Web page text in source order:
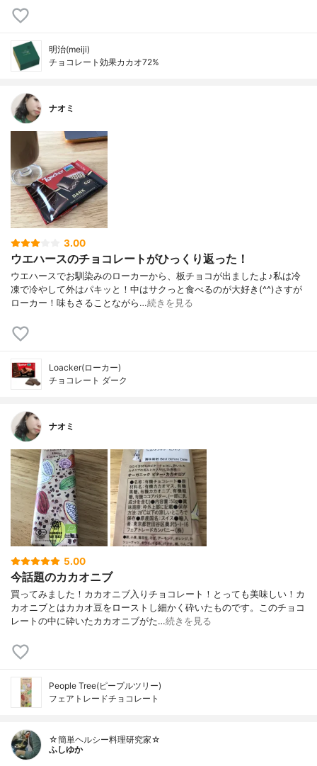
明治(meiji)
チョコレート効果カカオ72%
ナオミ
3.00
ウエハースのチョコレートがひっくり返った！
ウエハースでお馴染みのローカーから、板チョコが出ましたよ♪私は冷
凍で冷やして外はパキッと！中はサクっと食べるのが大好き(^^)さすが
ローカー！味もさることながら…続きを見る
Loacker(ローカー)
チョコレート ダーク
ナオミ
5.00
今話題のカカオニブ
買ってみました！カカオニブ入りチョコレート！とっても美味しい！カ
カオニブとはカカオ豆をローストし細かく砕いたものです。このチョコ
レートの中に砕いたカカオニブがた…続きを見る
People Tree(ピープルツリー)
フェアトレードチョコレート
☆簡単ヘルシー料理研究家☆
ふしゆか